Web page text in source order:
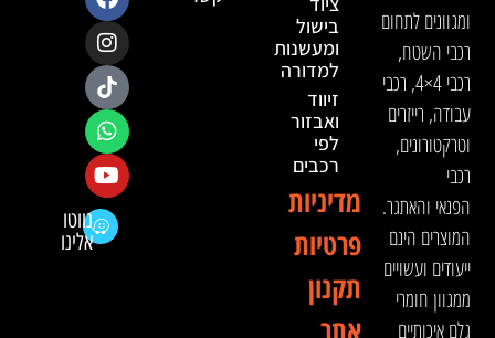
ומגוונים לתחום
רכבי השטח,
רכבי 4×4, רכבי
עבודה, רייזרים
וטרקטורונים,
רכבי
הפנאי והאתגר.
המוצרים הינם
ייעודים ועשויים
ממגוון חומרי
גלם איכותיים
בישול
ומעשנות
למדורה
זיווד
ואבזור
לפי
רכבים
מדיניות
פרטיות
תקנון
נווטו
אלינו